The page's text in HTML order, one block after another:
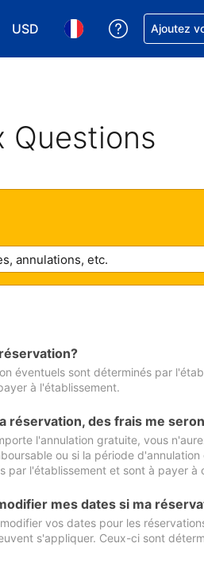
USD
Choisissez votre devise.
Choisissez votre
Obtenez
Ajoutez
Questions
éventuels sont déterminés par
à l'établissement.
réservation, des frais me
l'annulation gratuite, vous
ou si la période
par l'établissement et sont à payer à
mes dates si ma
vos dates pour les
s'appliquer. Ceux-ci sont